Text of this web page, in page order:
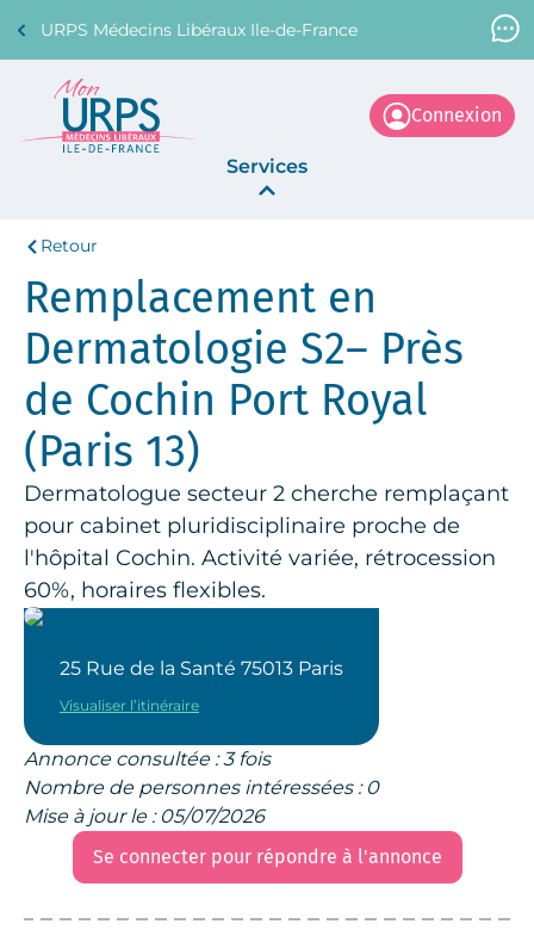
URPS Médecins Libéraux Ile-de-France
Support Médecin
01 45 45 45 45
Services
La Centrale
Connexion
Retour
Remplacement en
Dermatologie S2– Près
de Cochin Port Royal
(Paris 13)
Dermatologue secteur 2 cherche remplaçant
pour cabinet pluridisciplinaire proche de
l'hôpital Cochin. Activité variée, rétrocession
60%, horaires flexibles.
25 Rue de la Santé 75013 Paris
Visualiser l’itinéraire
Annonce consultée : 3 fois
Nombre de personnes intéressées : 0
Mise à jour le : 05/07/2026
Se connecter pour répondre à l'annonce